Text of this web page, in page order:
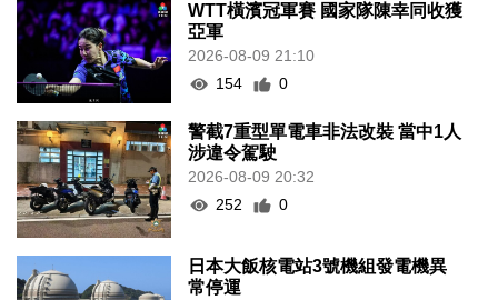
WTT橫濱冠軍賽 國家隊陳幸同收獲
亞軍
2026-08-09 21:10
154
0
警截7重型單電車非法改裝 當中1人
涉違令駕駛
2026-08-09 20:32
252
0
日本大飯核電站3號機組發電機異
常停運